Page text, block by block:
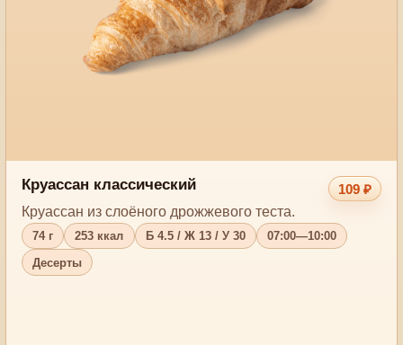
Круассан классический
109 ₽
Круассан из слоёного дрожжевого теста.
74 г 253 ккал Б 4.5 / Ж 13 / У 30
07:00—10:00
Десерты